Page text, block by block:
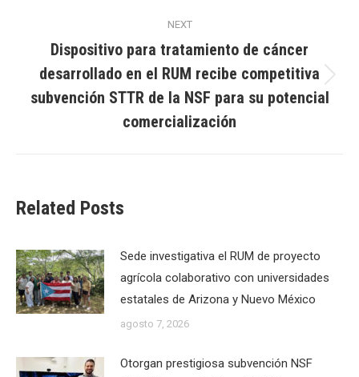
NEXT
post:
Dispositivo para tratamiento de cáncer
desarrollado en el RUM recibe competitiva
subvención STTR de la NSF para su potencial
comercialización
Related Posts
Sede investigativa el RUM de proyecto
agrícola colaborativo con universidades
estatales de Arizona y Nuevo México
agosto 7, 2026
Otorgan prestigiosa subvención NSF